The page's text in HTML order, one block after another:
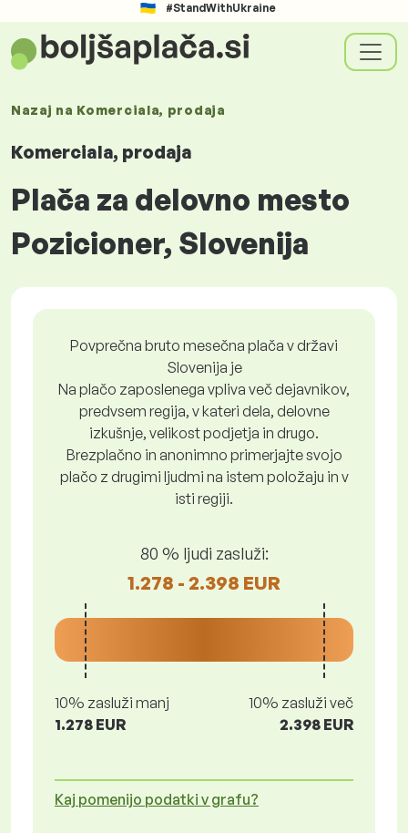
#StandWithUkraine
Nazaj na Komerciala, prodaja
Komerciala, prodaja
Plača za delovno mesto
Pozicioner, Slovenija
Povprečna bruto mesečna plača v državi
Slovenija je
Na plačo zaposlenega vpliva več dejavnikov,
predvsem regija, v kateri dela, delovne
izkušnje, velikost podjetja in drugo.
Brezplačno in anonimno primerjajte svojo
plačo z drugimi ljudmi na istem položaju in v
isti regiji.
80 % ljudi zasluži:
1.278 - 2.398 EUR
10% zasluži manj
1.278 EUR
10% zasluži več
2.398 EUR
Kaj pomenijo podatki v grafu?